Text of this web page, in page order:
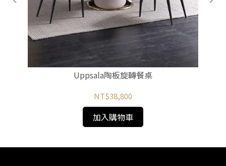
Uppsala陶板旋轉餐桌
NT$38,800
加入購物車